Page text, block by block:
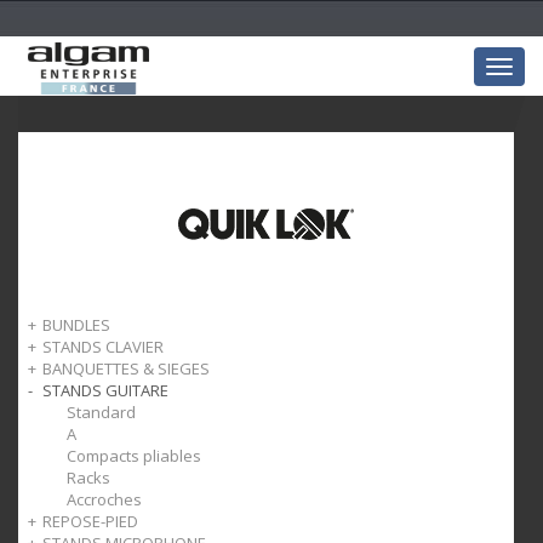
BUNDLES
Bundles claviers
STANDS CLAVIER
X
Y
Monolith
Table
Z
Colonne
BANQUETTES & SIEGES
Clavier
Piano
Universel
STANDS GUITARE
Standard
A
Compacts pliables
Racks
Accroches
REPOSE-PIED